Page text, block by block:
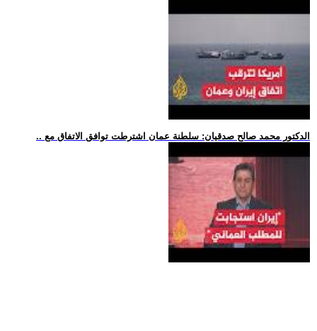
.. الدكتور محمد صالح صدقيان: سلطنة عمان اشترطت توافق الاتفاق مع